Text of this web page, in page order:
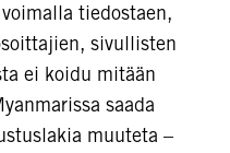
tiedostaen,
sivullisten
ei koidu mitään
saada
muuteta –